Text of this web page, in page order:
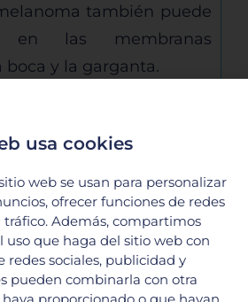
también puede
en las membranas
boca y la garganta.
usa cookies
web se usan para personalizar
ofrecer funciones de redes
tráfico. Además, compartimos
uso que haga del sitio web con
redes sociales, publicidad y
pueden combinarla con otra